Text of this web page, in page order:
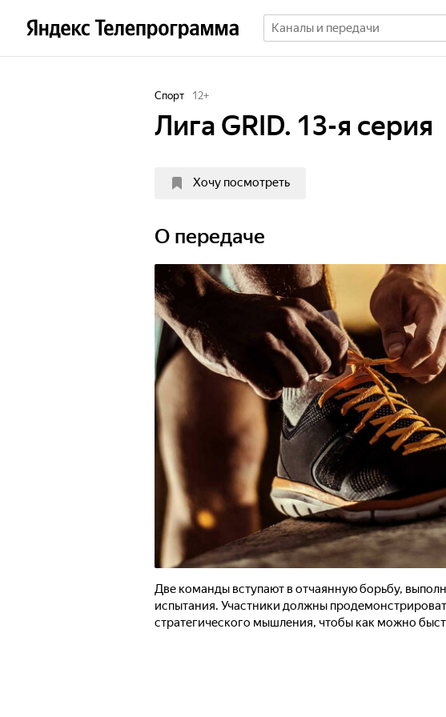
Спорт 12+
Лига GRID. 13-я серия
Хочу посмотреть
О передаче
Две команды вступают в отчаянную борьбу,
испытания. Участники должны
стратегического мышления, чтобы как можно